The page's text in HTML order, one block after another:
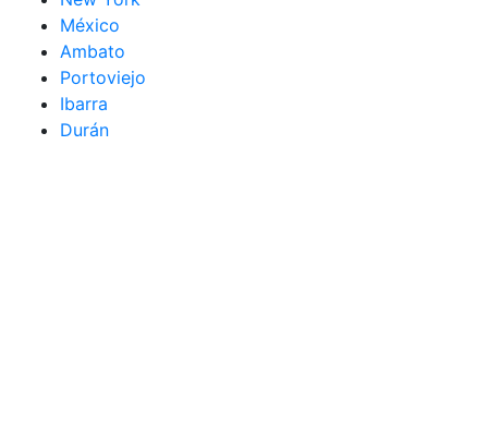
México
Ambato
Portoviejo
Ibarra
Durán